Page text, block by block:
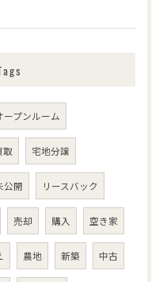
ープンルーム
取 宅地分譲
公開 リースバック
売却 購入 空き家
農地 新築 中古